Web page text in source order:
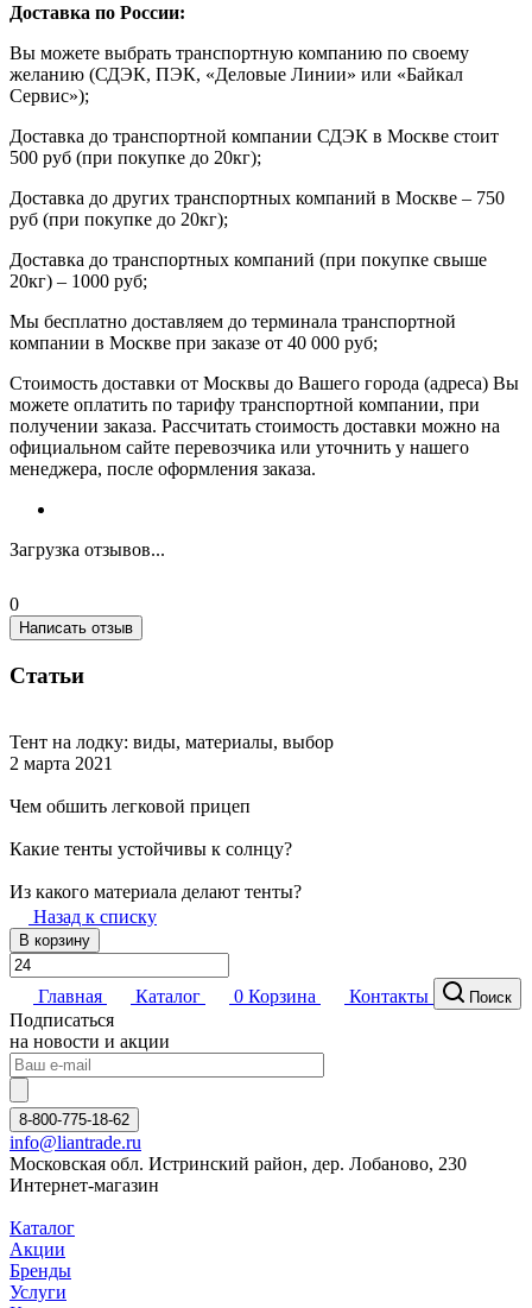
Доставка по России:
Вы можете выбрать транспортную компанию по своему
желанию (СДЭК, ПЭК, «Деловые Линии» или «Байкал
Сервис»);
Доставка до транспортной компании СДЭК в Москве стоит
500 руб (при покупке до 20кг);
Доставка до других транспортных компаний в Москве – 750
руб (при покупке до 20кг);
Доставка до транспортных компаний (при покупке свыше
20кг) – 1000 руб;
Мы бесплатно доставляем до терминала транспортной
компании в Москве при заказе от 40 000 руб;
Стоимость доставки от Москвы до Вашего города (адреса) Вы
можете оплатить по тарифу транспортной компании, при
получении заказа. Рассчитать стоимость доставки можно на
официальном сайте перевозчика или уточнить у нашего
менеджера, после оформления заказа.
Загрузка отзывов...
0
Написать отзыв
Статьи
Тент на лодку: виды, материалы, выбор
2 марта 2021
Чем обшить легковой прицеп
Какие тенты устойчивы к солнцу?
Из какого материала делают тенты?
Назад к списку
В корзину
Главная Каталог 0 Корзина Контакты Поиск
Подписаться
на новости и акции
8-800-775-18-62
info@liantrade.ru
Московская обл. Истринский район, дер. Лобаново, 230
Интернет-магазин
Каталог
Акции
Бренды
Услуги